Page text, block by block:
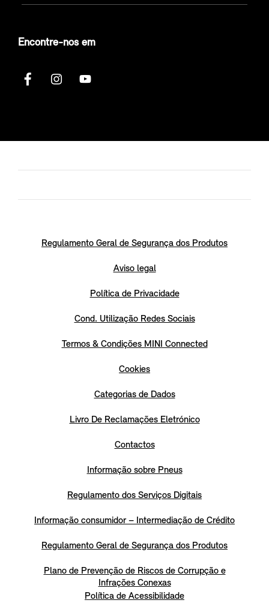
Encontre-nos em
Regulamento Geral de Segurança dos Produtos
Aviso legal
Política de Privacidade
Cond. Utilização Redes Sociais
Termos & Condições MINI Connected
Cookies
Categorias de Dados
Livro De Reclamações Eletrónico
Contactos
Informação sobre Pneus
Regulamento dos Serviços Digitais
Informação consumidor – Intermediação de Crédito
Regulamento Geral de Segurança dos Produtos
Plano de Prevenção de Riscos de Corrupção e
Infrações Conexas
Política de Acessibilidade